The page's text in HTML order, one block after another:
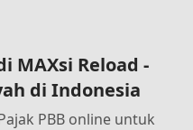
MAXsi Reload -
di Indonesia
PBB online untuk